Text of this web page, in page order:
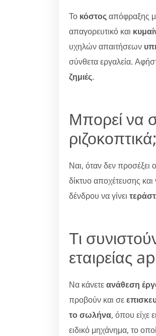
Το κόστοςαπόφραξης
απαγορευτικό και
υχηλών απαιτήσεων
σύνθετα εργαλεία.
ζημιές.
Μπορεί να
ριζοκοπτικά;
Ναι, όταν δεν προσέξει
δίκτυο αποχέτευσης
δένδρου να γίνει
Τι
εταιρείας
Να κάνετεανάθεση
προβούν και σε
το σωλήνα, όπου είχε
ειδικό μηχάνημα, το